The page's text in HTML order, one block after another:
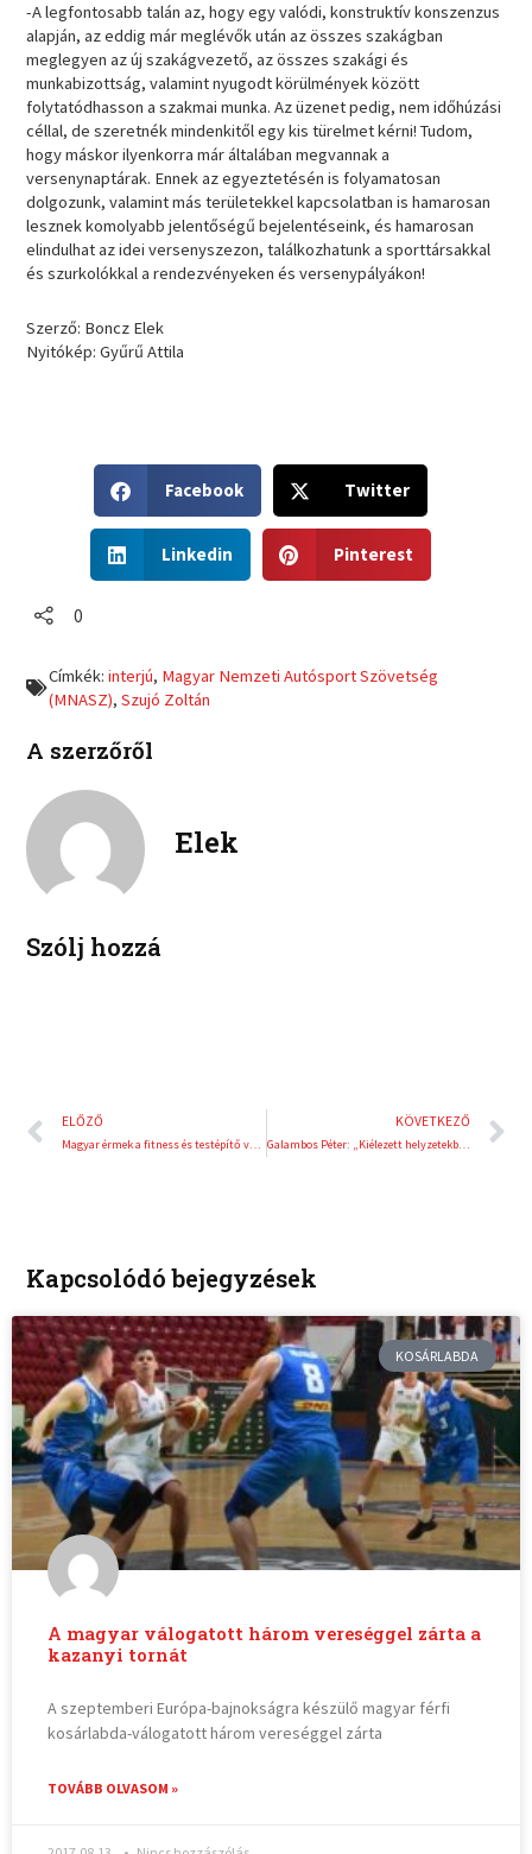
-A legfontosabb talán az, hogy egy valódi, konstruktív konszenzus
alapján, az eddig már meglévők után az összes szakágban
meglegyen az új szakágvezető, az összes szakági és
munkabizottság, valamint nyugodt körülmények között
folytatódhasson a szakmai munka. Az üzenet pedig, nem időhúzási
céllal, de szeretnék mindenkitől egy kis türelmet kérni! Tudom,
hogy máskor ilyenkorra már általában megvannak a
versenynaptárak. Ennek az egyeztetésén is folyamatosan
dolgozunk, valamint más területekkel kapcsolatban is hamarosan
lesznek komolyabb jelentőségű bejelentéseink, és hamarosan
elindulhat az idei versenyszezon, találkozhatunk a sporttársakkal
és szurkolókkal a rendezvényeken és versenypályákon!
Szerző: Boncz Elek
Nyitókép: Gyűrű Attila
h
r
o
k
Facebook
h
Twitter
h
n
l
n
e
Linkedin
h
n
Pinterest
0
Címkék:interjú, Magyar Nemzeti Autósport Szövetség
(MNASZ),Szujó Zoltán
A szerzőről
Elek
Szólj hozzá
Előző
ELŐZŐ
Magyar érmek a fitness és testépítő vb-n
KÖVETKEZŐ
Galambos Péter: „Kiélezett helyzetekben nagyon tudunk egymásnak szurkolni!”
Kapcsolódó bejegyzések
KOSÁRLABDA
A magyar válogatott három vereséggel zárta a
kazanyi tornát
A szeptemberi Európa-bajnokságra készülő magyar férfi
kosárlabda-válogatott három vereséggel zárta
TOVÁBB OLVASOM »